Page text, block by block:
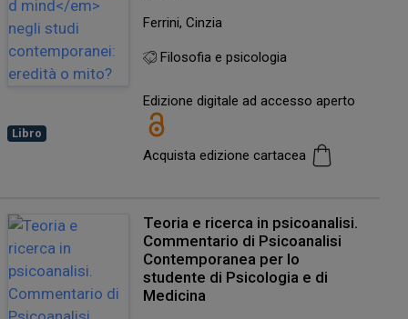
Libro
Ferrini, Cinzia
Filosofia e psicologia
Edizione digitale ad accesso aperto
Acquista edizione cartacea
Teoria e ricerca in psicoanalisi.
Commentario di Psicoanalisi
Contemporanea per lo
studente di Psicologia e di
Medicina